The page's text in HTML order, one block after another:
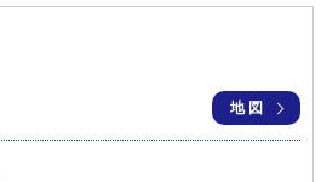
地図